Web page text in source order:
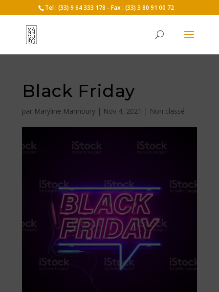
Tel : (33) 9 64 333 178 - Fax : (33) 3 80 91 00 72
Black Friday
par Maryline Mannoury| Nov 4, 2021 | Non classé